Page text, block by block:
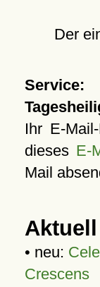
Der
Service:
Ihr E-
dieses E-
Mail
• neu:
Crescens